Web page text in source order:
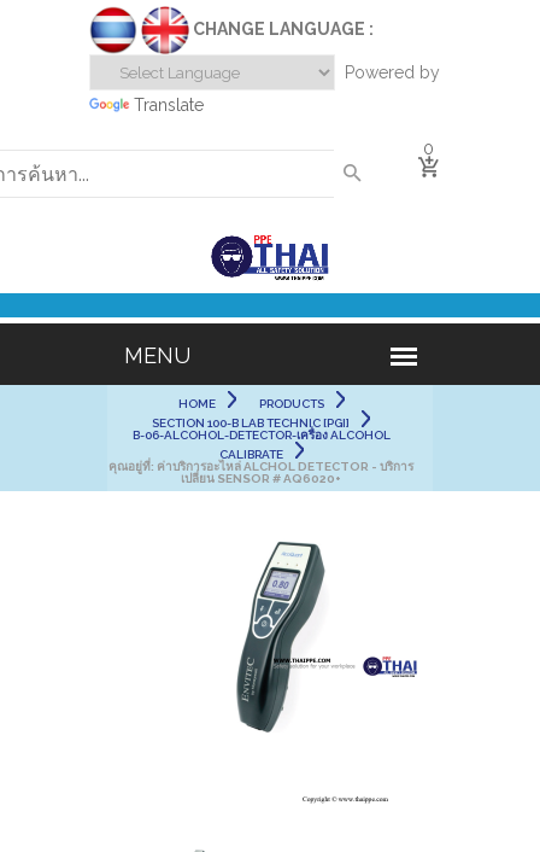
CHANGE LANGUAGE :
Powered by
Translate
0
HOME
PRODUCTS
SECTION 100-B LAB TECHNIC [PGI]
B-06-ALCOHOL-DETECTOR-เครื่อง ALCOHOL
CALIBRATE
คุณอยู่ที่: ค่าบริการอะไหล่ ALCHOL DETECTOR - บริการ
เปลี่ยน SENSOR # AQ6020+